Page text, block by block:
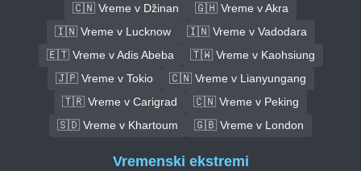
🇨🇳 Vreme v Džinan
🇬🇭 Vreme v Akra
🇮🇳 Vreme v Lucknow
🇮🇳 Vreme v Vadodara
🇪🇹 Vreme v Adis Abeba
🇹🇼 Vreme v Kaohsiung
🇯🇵 Vreme v Tokio
🇨🇳 Vreme v Lianyungang
🇹🇷 Vreme v Carigrad
🇨🇳 Vreme v Peking
🇸🇩 Vreme v Khartoum
🇬🇧 Vreme v London
Vremenski ekstremi